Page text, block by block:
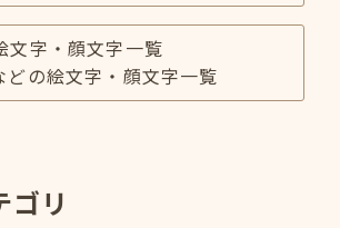
文字・顔文字一覧
どの絵文字・顔文字一覧
ゴリ